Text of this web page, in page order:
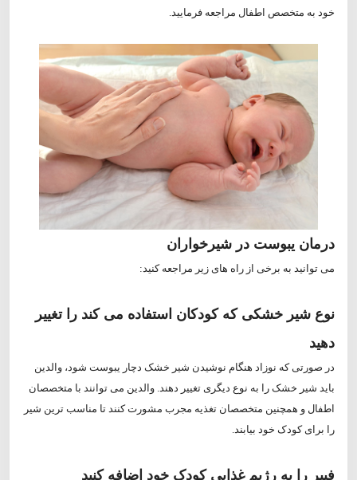
خود به متخصص اطفال مراجعه فرمایید.
درمان یبوست در شیرخواران
می توانید به برخی از راه های زیر مراجعه کنید:
نوع شیر خشکی که کودکان استفاده می کند را تغییر
دهید
در صورتی که نوزاد هنگام نوشیدن شیر خشک دچار یبوست شود، والدین
باید شیر خشک را به نوع دیگری تغییر دهند. والدین می توانند با متخصصان
اطفال و همچنین متخصصان تغذیه مجرب مشورت کنند تا مناسب ترین شیر
را برای کودک خود بیابند.
فیبر را به رژیم غذایی کودک خود اضافه کنید